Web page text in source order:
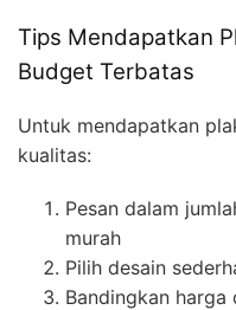
Tips Mendapatkan
Budget Terbatas
Untuk mendapatkan
kualitas:
Pesan dalam
murah
Pilih desain
Bandingkan